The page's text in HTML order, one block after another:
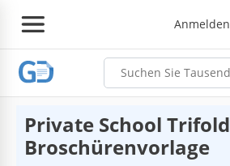
Anmelden
Private School Trifold
Broschürenvorlage